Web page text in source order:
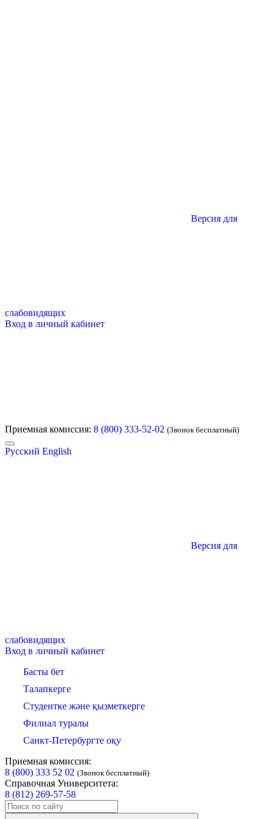
Версия для
слабовидящих
Вход в личный кабинет
Приемная комиссия: 8 (800) 333-52-02 (Звонок бесплатный)
Русский English
Версия для
слабовидящих
Вход в личный кабинет
Басты бет
Талапкерге
Студентке және қызметкерге
Филиал туралы
Санкт-Петербургте оқу
Приемная комиссия:
8 (800) 333 52 02 (Звонок бесплатный)
Справочная Университета:
8 (812) 269-57-58